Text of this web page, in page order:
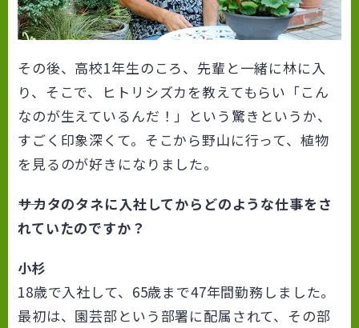
その後、高校1年生のころ、先輩と一緒に林に入
り、そこで、ヒトリシズカを教えてもらい「こん
なのが生えているんだ！」という驚きというか、
すごく印象深くて。そこから野山に行って、植物
を見るのが好きになりました。
――サカタのタネに入社してからどのような仕事をさ
れていたのですか？
小杉
18歳で入社して、65歳まで47年間勤務しました。
最初は、園芸部という部署に配属されて、その部